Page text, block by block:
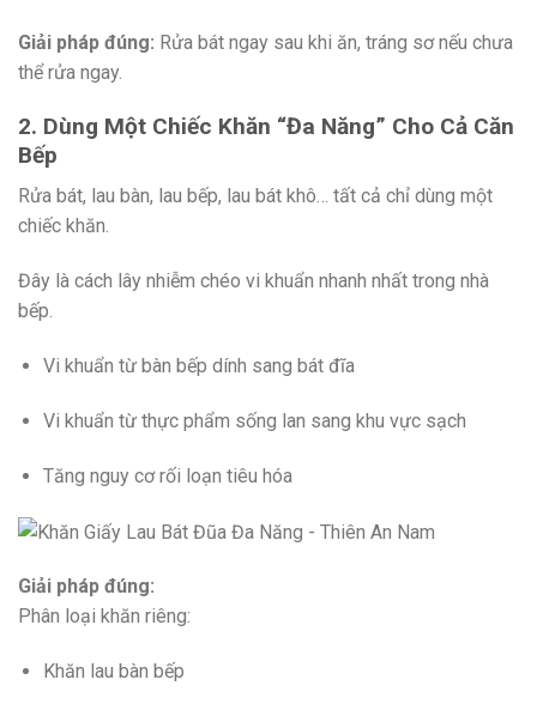
Giải pháp đúng: Rửa bát ngay sau khi ăn, tráng sơ nếu chưa
thể rửa ngay.
2. Dùng Một Chiếc Khăn “Đa Năng” Cho Cả Căn
Bếp
Rửa bát, lau bàn, lau bếp, lau bát khô… tất cả chỉ dùng một
chiếc khăn.
Đây là cách lây nhiễm chéo vi khuẩn nhanh nhất trong nhà
bếp.
Vi khuẩn từ bàn bếp dính sang bát đĩa
Vi khuẩn từ thực phẩm sống lan sang khu vực sạch
Tăng nguy cơ rối loạn tiêu hóa
Giải pháp đúng:
Phân loại khăn riêng:
Khăn lau bàn bếp